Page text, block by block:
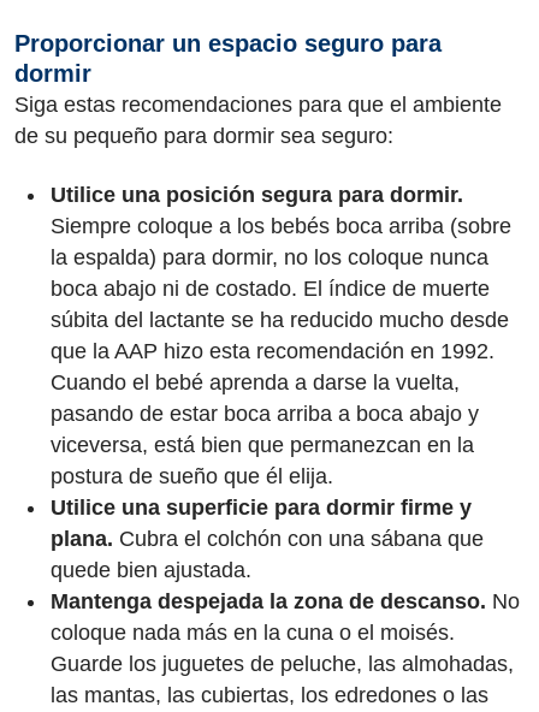
Proporcionar un espacio seguro para
dormir
Siga estas recomendaciones para que el ambiente
de su pequeño para dormir sea seguro:
Utilice una posición segura para dormir.
Siempre coloque a los bebés boca arriba (sobre
la espalda) para dormir, no los coloque nunca
boca abajo ni de costado. El índice de muerte
súbita del lactante se ha reducido mucho desde
que la AAP hizo esta recomendación en 1992.
Cuando el bebé aprenda a darse la vuelta,
pasando de estar boca arriba a boca abajo y
viceversa, está bien que permanezcan en la
postura de sueño que él elija.
Utilice una superficie para dormir firme y
plana. Cubra el colchón con una sábana que
quede bien ajustada.
Mantenga despejada la zona de descanso. No
coloque nada más en la cuna o el moisés.
Guarde los juguetes de peluche, las almohadas,
las mantas, las cubiertas, los edredones o las